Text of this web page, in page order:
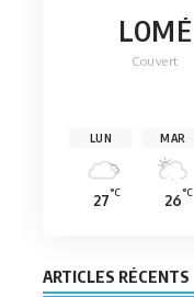
LOMÉ
Couvert
LUN
27°C
MAR
26°C
ARTICLES RÉCENTS